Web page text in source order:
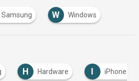
Samsung W Windows
I iPhone 8 uscita Italia L Lettori